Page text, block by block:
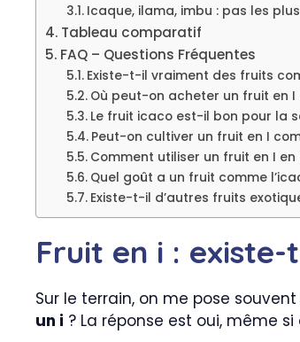
Icaque, ilama, imbu : pas les
Tableau comparatif
FAQ – Questions Fréquentes
Existe-t-il vraiment des fruits
Où peut-on acheter un fruit en I
Le fruit icaco est-il bon pour la
Peut-on cultiver un fruit en I
Comment utiliser un fruit en I en
Quel goût a un fruit comme
Existe-t-il d’autres fruits
Fruit en i :
Sur le terrain, on me pose
un i ? La réponse est oui, même